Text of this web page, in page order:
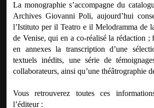
La monographie s’accompagne du
Archives Giovanni Poli, aujourd’hui
l’Istituto per il Teatro e il Melodramma de
de Venise, qui en a co-réalisé la rédaction ;
en annexes la transcription d’une
textuels inédits, une série de
collaborateurs, ainsi qu’une théâtrographie
Vous retrouverez toutes ces
l’éditeur :